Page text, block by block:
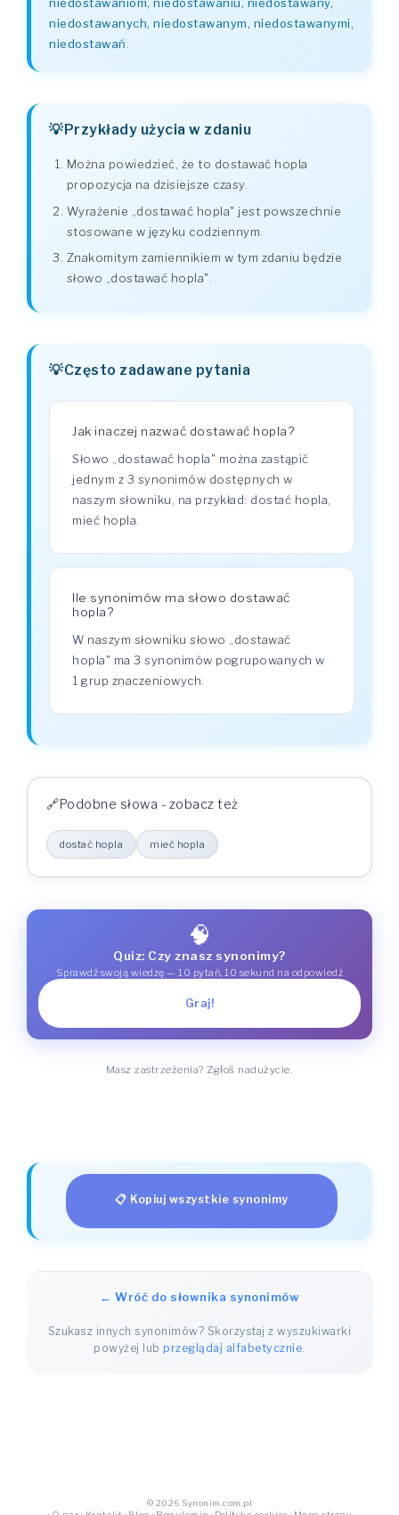
niedostawanych, niedostawanym, niedostawanymi,
niedostawań
Przykłady użycia w zdaniu
Można powiedzieć, że to dostawać hopla
propozycja na dzisiejsze czasy.
Wyrażenie „dostawać hopla" jest powszechnie
stosowane w języku codziennym.
Znakomitym zamiennikiem w tym zdaniu będzie
słowo „dostawać hopla".
Często zadawane pytania
Jak inaczej nazwać dostawać hopla?
Słowo „dostawać hopla" można zastąpić
jednym z 3 synonimów dostępnych w
naszym słowniku, na przykład: dostać hopla,
mieć hopla.
Ile synonimów ma słowo dostawać
hopla?
W naszym słowniku słowo „dostawać
hopla" ma 3 synonimów pogrupowanych w
1 grup znaczeniowych.
Podobne słowa - zobacz też
dostać hopla mieć hopla
🧠
Quiz: Czy znasz synonimy?
Sprawdź swoją wiedzę — 10 pytań, 10 sekund na odpowiedź
Graj!
Masz zastrzeżenia? Zgłoś nadużycie.
📋 Kopiuj wszystkie synonimy
← Wróć do słownika synonimów
Szukasz innych synonimów? Skorzystaj z wyszukiwarki
powyżej lubprzeglądaj alfabetycznie.
© 2026 Synonim.com.pl